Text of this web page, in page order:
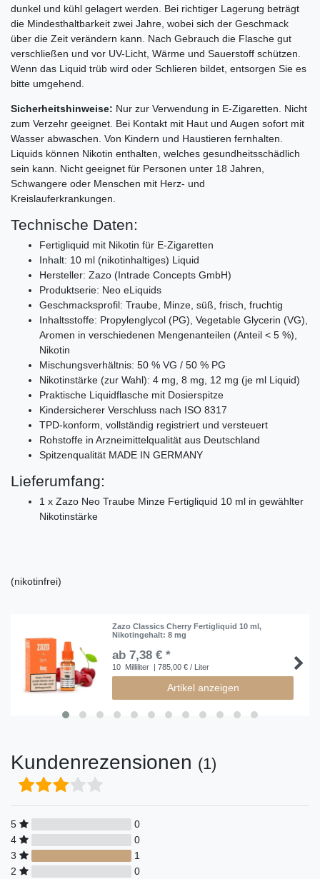
dunkel und kühl gelagert werden. Bei richtiger Lagerung beträgt
die Mindesthaltbarkeit zwei Jahre, wobei sich der Geschmack
über die Zeit verändern kann. Nach Gebrauch die Flasche gut
verschließen und vor UV-Licht, Wärme und Sauerstoff schützen.
Wenn das Liquid trüb wird oder Schlieren bildet, entsorgen Sie es
bitte umgehend.
Sicherheitshinweise: Nur zur Verwendung in E-Zigaretten. Nicht
zum Verzehr geeignet. Bei Kontakt mit Haut und Augen sofort mit
Wasser abwaschen. Von Kindern und Haustieren fernhalten.
Liquids können Nikotin enthalten, welches gesundheitsschädlich
sein kann. Nicht geeignet für Personen unter 18 Jahren,
Schwangere oder Menschen mit Herz- und
Kreislauferkrankungen.
Technische Daten:
Fertigliquid mit Nikotin für E-Zigaretten
Inhalt: 10 ml (nikotinhaltiges) Liquid
Hersteller: Zazo (Intrade Concepts GmbH)
Produktserie: Neo eLiquids
Geschmacksprofil: Traube, Minze, süß, frisch, fruchtig
Inhaltsstoffe: Propylenglycol (PG), Vegetable Glycerin (VG),
Aromen in verschiedenen Mengenanteilen (Anteil < 5 %),
Nikotin
Mischungsverhältnis: 50 % VG / 50 % PG
Nikotinstärke (zur Wahl): 4 mg, 8 mg, 12 mg (je ml Liquid)
Praktische Liquidflasche mit Dosierspitze
Kindersicherer Verschluss nach ISO 8317
TPD-konform, vollständig registriert und versteuert
Rohstoffe in Arzneimittelqualität aus Deutschland
Spitzenqualität MADE IN GERMANY
Lieferumfang:
1 x Zazo Neo Traube Minze Fertigliquid 10 ml in gewählter
Nikotinstärke
(nikotinfrei)
Zazo Classics Cherry Fertigliquid 10 ml,
Nikotingehalt: 8 mg
ab 7,38 € *
10 Milliliter | 785,00 € / Liter
Artikel anzeigen
Kundenrezensionen (1)
5
0
4
0
3
1
2
0